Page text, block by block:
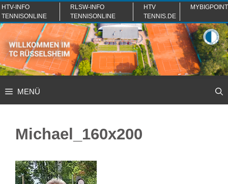
Zum
Inhalt
springen
HTV-INFO
TENNISONLINE
RLSW-INFO
TENNISONLINE
HTV
TENNIS.DE
MYBIGPOINT
MENÜ
Michael_160x200